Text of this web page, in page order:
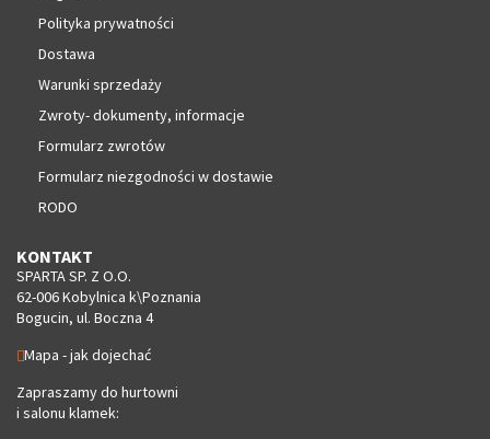
Polityka prywatności
Dostawa
Warunki sprzedaży
Zwroty- dokumenty, informacje
Formularz zwrotów
Formularz niezgodności w dostawie
RODO
KONTAKT
SPARTA SP. Z O.O.
62-006 Kobylnica k\Poznania
Bogucin, ul. Boczna 4
Mapa - jak dojechać
Zapraszamy do hurtowni
i salonu klamek: